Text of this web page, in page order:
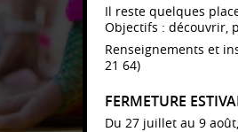
Il reste quelques
Objectifs : découvrir,
Renseignements et
21 64)
FERMETURE
Du 27 juillet au 9